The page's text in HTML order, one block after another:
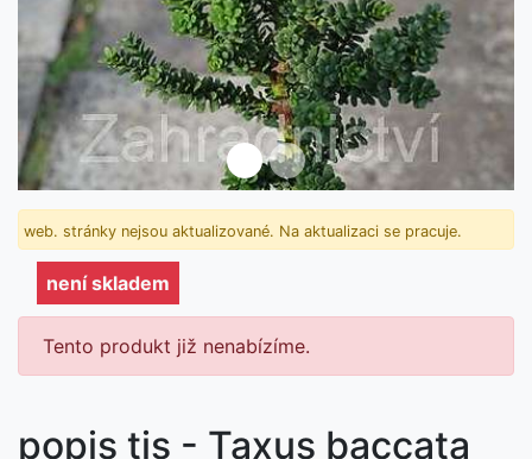
není skladem
web. stránky nejsou aktualizované. Na aktualizaci se pracuje.
není skladem
Tento produkt již nenabízíme.
popis tis - Taxus baccata